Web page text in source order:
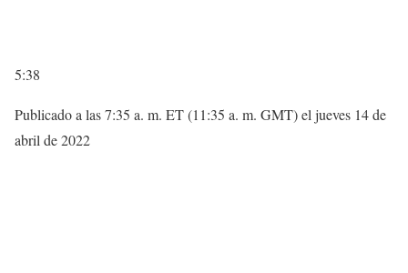
5:38
Publicado a las 7:35 a. m. ET (11:35 a. m. GMT) el jueves 14 de
abril de 2022